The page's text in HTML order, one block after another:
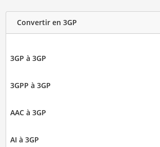
Convertir en 3GP
3GP à 3GP
3GPP à 3GP
AAC à 3GP
AI à 3GP